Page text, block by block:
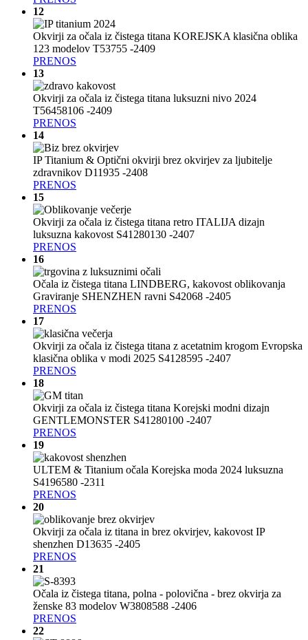
12
Okvirji za očala iz čistega titana KOREJSKA klasična oblika
123 modelov T53755 -2409
PRENOS
13
Okvirji za očala iz čistega titana luksuzni nivo 2024
T56458106 -2409
PRENOS
14
IP Titanium & Optični okvirji brez okvirjev za ljubitelje
zdravnikov D11935 -2408
PRENOS
15
Okvirji za očala iz čistega titana retro ITALIJA dizajn
luksuzna kakovost S41280130 -2407
PRENOS
16
Očala iz čistega titana LINDBERG, kakovost oblikovanja
Graviranje SHENZHEN ravni S42068 -2405
PRENOS
17
Okvirji za očala iz čistega titana z acetatnim krogom Evropska
klasična oblika v modi 2025 S4128595 -2407
PRENOS
18
Okvirji za očala iz čistega titana Korejski modni dizajn
GENTLEMONSTER S41280100 -2407
PRENOS
19
ULTEM & Titanium očala Korejska moda 2024 luksuzna
S4196580 -2311
PRENOS
20
Okvirji za očala iz titana in brez okvirjev, kakovost IP
shenzhen D13635 -2405
PRENOS
21
Očala iz čistega titana, polna - polovična - brez okvirja za
ženske 83 modelov W3808588 -2406
PRENOS
22